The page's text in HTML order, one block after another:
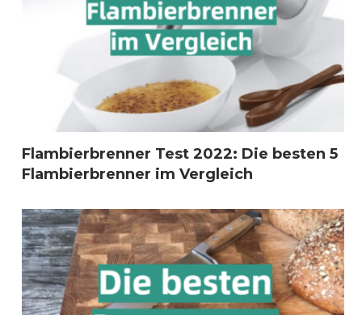
Flambierbrenner Test 2022: Die besten 5
Flambierbrenner im Vergleich